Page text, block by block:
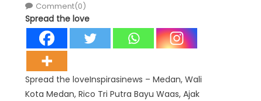
Comment(0)
Spread the love
Spread the loveInspirasinews – Medan, Wali
Kota Medan, Rico Tri Putra Bayu Waas, Ajak